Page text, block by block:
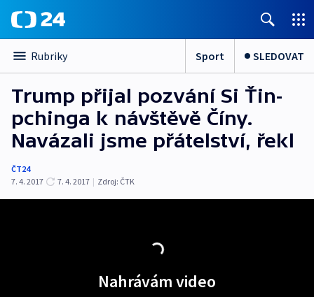
Rubriky Sport SLEDOVAT
Trump přijal pozvání Si Ťin-
pchinga k návštěvě Číny.
Navázali jsme přátelství, řekl
ČT24
7. 4. 2017
7. 4. 2017 | Zdroj: ČTK
Nahrávám video